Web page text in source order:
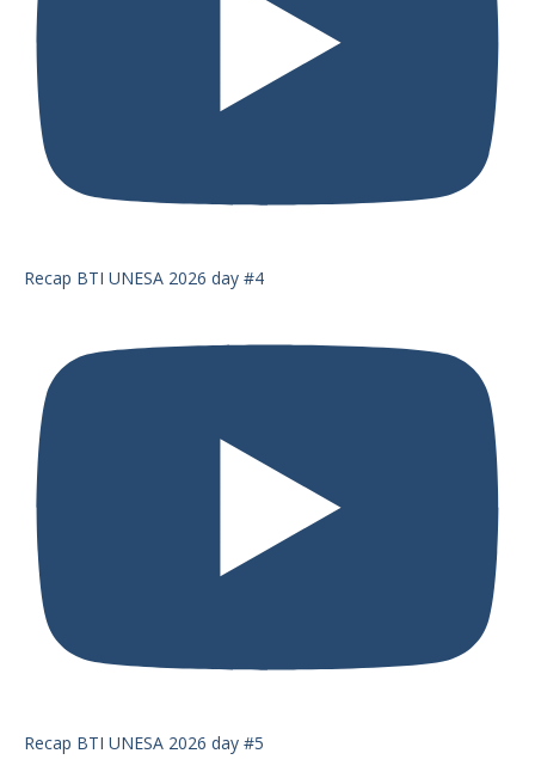
Recap BTI UNESA 2026 day #4
Recap BTI UNESA 2026 day #5